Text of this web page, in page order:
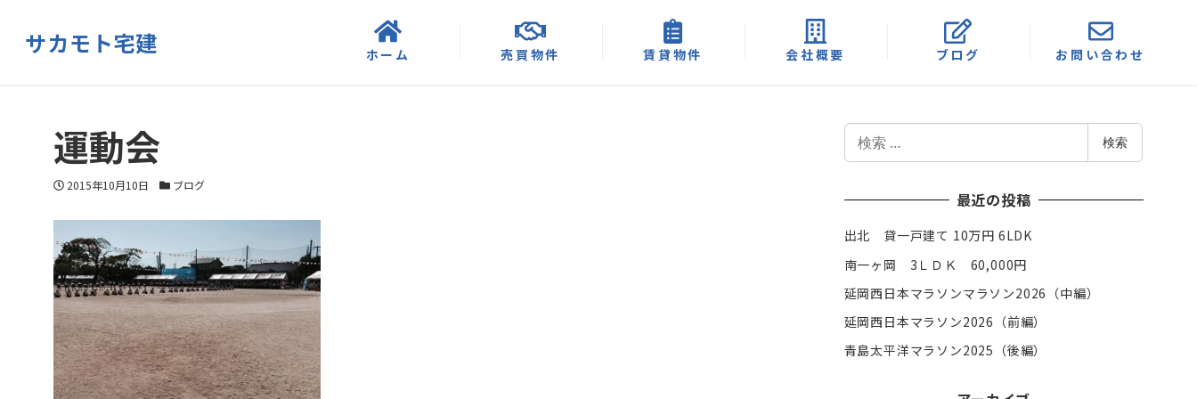
サカモト宅建 ホーム 売買物件 賃貸物件 会社概要 ブログ お問い合わせ
運動会
投稿日
2015年10月10日 カテゴリー
ブログ
検
索
検索
最近の投稿
出北 貸一戸建て 10万円 6LDK
南一ヶ岡 3ＬＤＫ 60,000円
延岡西日本マラソンマラソン2026（中編）
延岡西日本マラソン2026（前編）
青島太平洋マラソン2025（後編）